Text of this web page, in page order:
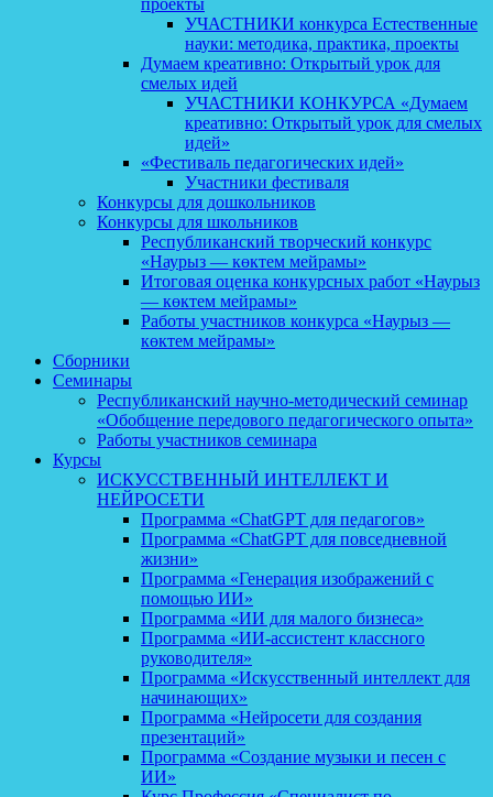
проекты
УЧАСТНИКИ конкурса Естественные
науки: методика, практика, проекты
Думаем креативно: Открытый урок для
смелых идей
УЧАСТНИКИ КОНКУРСА «Думаем
креативно: Открытый урок для смелых
идей»
«Фестиваль педагогических идей»
Участники фестиваля
Конкурсы для дошкольников
Конкурсы для школьников
Республиканский творческий конкурс
«Наурыз — көктем мейрамы»
Итоговая оценка конкурсных работ «Наурыз
— көктем мейрамы»
Работы участников конкурса «Наурыз —
көктем мейрамы»
Сборники
Семинары
Республиканский научно-методический семинар
«Обобщение передового педагогического опыта»
Работы участников семинара
Курсы
ИСКУССТВЕННЫЙ ИНТЕЛЛЕКТ И
НЕЙРОСЕТИ
Программа «ChatGPT для педагогов»
Программа «ChatGPT для повседневной
жизни»
Программа «Генерация изображений с
помощью ИИ»
Программа «ИИ для малого бизнеса»
Программа «ИИ-ассистент классного
руководителя»
Программа «Искусственный интеллект для
начинающих»
Программа «Нейросети для создания
презентаций»
Программа «Создание музыки и песен с
ИИ»